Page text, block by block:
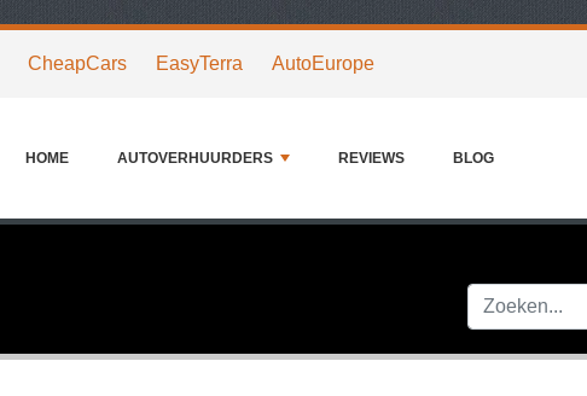
CheapCars EasyTerra AutoEurope
HOME AUTOVERHUURDERS REVIEWS BLOG